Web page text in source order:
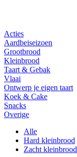
Acties
Aardbeiseizoen
Grootbrood
Kleinbrood
Taart & Gebak
Vlaai
Ontwerp je eigen taart
Koek & Cake
Snacks
Overige
Alle
Hard kleinbrood
Zacht kleinbrood